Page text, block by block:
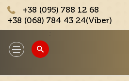
+38 (095) 788 12 68
+38 (068) 784 43 24(Viber)
Toggle
navigation